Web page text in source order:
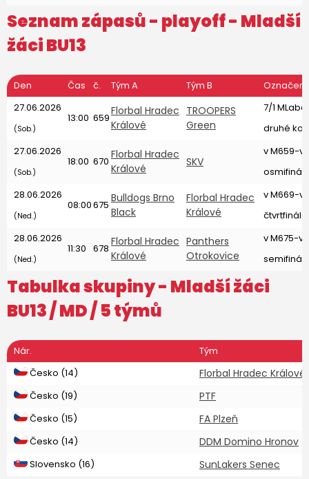
Seznam zápasů - playoff - Mladší
žáci BU13
Den Čas č. Tým A Tým B
Označení
27.06.2026
(Sob.)
13:00 659
Florbal Hradec
Králové
TROOPERS
Green
7/1
druhé
27.06.2026
(Sob.)
18:00 670
Florbal Hradec
Králové
SKV
v M659-v
28.06.2026
(Ned.)
08:00675
Bulldogs Brno
Black
Florbal Hradec
Králové
v M669-v
čtvrtfinále
28.06.2026
(Ned.)
11:30 678
Florbal Hradec
Králové
Panthers
Otrokovice
v M675-v
Tabulka skupiny - Mladší žáci
BU13/ MD / 5 týmů
Nár.
Tým
Česko (14)
Florbal Hradec Králové
Česko (19) PTF
Česko (15) FA Plzeň
Česko (14) DDM Domino Hronov
Slovensko (16) SunLakers Senec